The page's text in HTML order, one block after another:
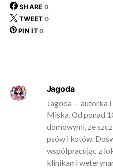
SHARE 0
TWEET 0
PIN IT 0
Jagoda
Jagoda — autorka i
Miska. Od ponad
domowymi, ze
psów i kotów.
współpracując z
klinikami